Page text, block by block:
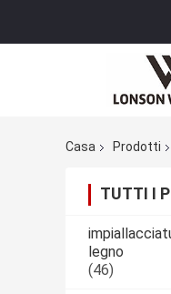
Casa Prodotti
TUTTI I
legno
(46)